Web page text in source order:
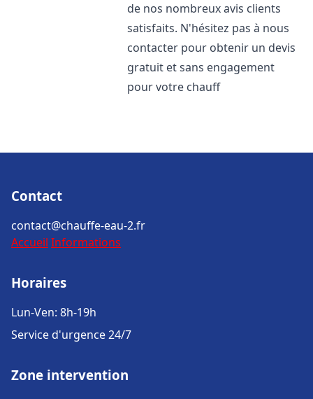
de nos nombreux avis clients
satisfaits. N'hésitez pas à nous
contacter pour obtenir un devis
gratuit et sans engagement
pour votre chauff
Contact
contact@chauffe-eau-2.fr
Accueil Informations
Horaires
Lun-Ven: 8h-19h
Service d'urgence 24/7
Zone intervention